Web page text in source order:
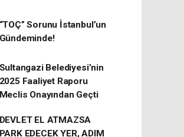
“TOÇ” Sorunu İstanbul’un
Gündeminde!
Sultangazi Belediyesi’nin
2025 Faaliyet Raporu
Meclis Onayından Geçti
DEVLET EL ATMAZSA
PARK EDECEK YER, ADIM